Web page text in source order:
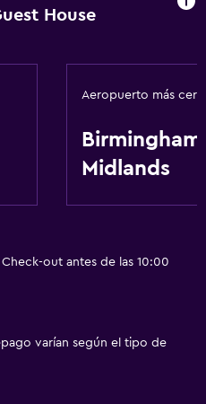
House
Aeropuerto más
Midlands
out antes de las 10:00
varían según el tipo de